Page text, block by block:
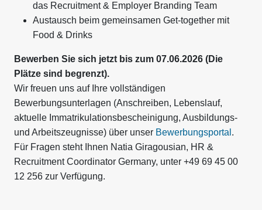
das Recruitment & Employer Branding Team
Austausch beim gemeinsamen Get-together mit
Food & Drinks
Bewerben Sie sich jetzt bis zum 07.06.2026 (Die
Plätze sind begrenzt).
Wir freuen uns auf Ihre vollständigen
Bewerbungsunterlagen (Anschreiben, Lebenslauf,
aktuelle Immatrikulationsbescheinigung, Ausbildungs-
und Arbeitszeugnisse) über unser Bewerbungsportal .
Für Fragen steht Ihnen Natia Giragousian, HR &
Recruitment Coordinator Germany, unter +49 69 45 00
12 256 zur Verfügung.